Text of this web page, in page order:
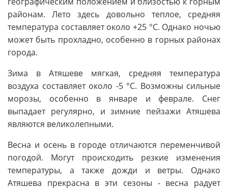
районам. Лето здесь довольно теплое, средняя
температура составляет около +25 °C. Однако ночью
может быть прохладно, особенно в горных районах
города.
Зима в Атяшеве мягкая, средняя температура
воздуха составляет около -5 °C. Возможны сильные
морозы, особенно в январе и феврале. Снег
выпадает регулярно, и зимние пейзажи Атяшева
являются великолепными.
Весна и осень в городе отличаются переменчивой
погодой. Могут происходить резкие изменения
температуры, а также дожди и ветры. Однако
Атяшева прекрасна в эти сезоны - весна радует